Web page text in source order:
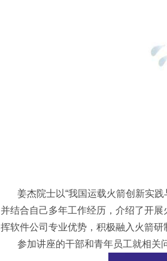
姜杰院士以“我国运载火箭创新实
并结合自己多年工作经历，介绍了开
挥软件公司专业优势，积极融入火箭
参加讲座的干部和青年员工就相关